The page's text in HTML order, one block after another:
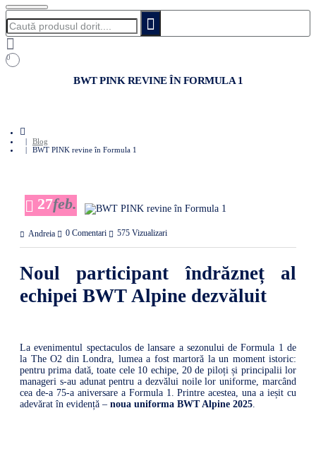
Caută
produsul
dorit....
0
BWT PINK REVINE ÎN FORMULA 1
Blog
BWT PINK revine în Formula 1
27feb.
Andreia 0 Comentari 575 Vizualizari
Noul participant îndrăzneț al
echipei BWT Alpine dezvăluit
La evenimentul spectaculos de lansare a sezonului de Formula 1 de
la The O2 din Londra, lumea a fost martoră la un moment istoric:
pentru prima dată, toate cele 10 echipe, 20 de piloți și principalii lor
manageri s-au adunat pentru a dezvălui noile lor uniforme, marcând
cea de-a 75-a aniversare a Formula 1. Printre acestea, una a ieșit cu
adevărat în evidență – noua uniforma BWT Alpine 2025